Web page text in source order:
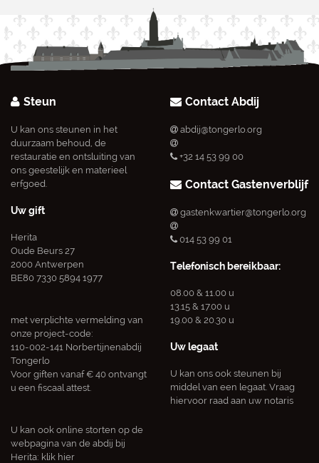
Steun
U kan ons steunen in het
duurzaam behoud, de
restauratie en ontsluiting van
ons geestelijk en materieel
erfgoed.
Uw gift
Herita
Oude Beurs 27
2000 Antwerpen
BE80 7330 5894 1977
met verplichte vermelding van
onze project-code:
110-002-141 Norbertijnenabdij
Tongerlo
Voor giften vanaf € 40 ontvangt
u een fiscaal attest.
U kan ook online storten op de
webpagina van de abdij bij
Herita: klik hier
Contact Abdij
abdij@tongerlo.org
+32 14 53 99 00
Contact Gastenverblijf
gastenkwartier@tongerlo.org
014 53 99 01
Telefonisch bereikbaar:
08.00 & 11.00 u
13.15 & 17.00 u
19.00 & 20.30 u
Uw legaat
U kan ons ook steunen bij
middel van een legaat. Vraag
hiervoor raad aan uw notaris